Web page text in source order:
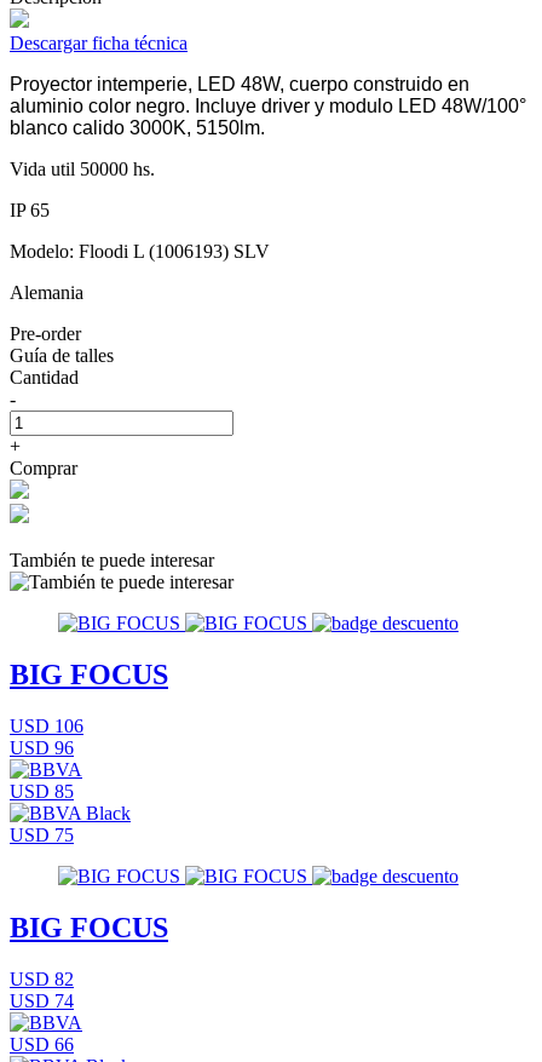
Descargar ficha técnica
Proyector intemperie, LED 48W, cuerpo construido en
aluminio color negro. Incluye driver y modulo LED 48W/100°
blanco calido 3000K, 5150lm.
Vida util 50000 hs.
IP 65
Modelo: Floodi L (1006193) SLV
Alemania
Pre-order
Guía de talles
Cantidad
-
+
Comprar
También te puede interesar
BIG FOCUS
USD 106
USD 96
USD 85
USD 75
BIG FOCUS
USD 82
USD 74
USD 66